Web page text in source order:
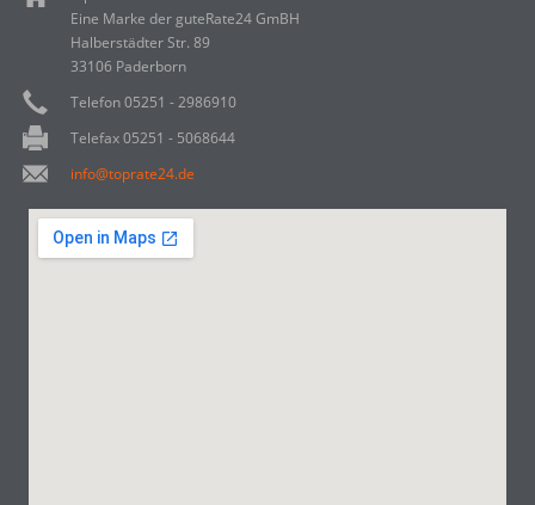
Eine Marke der guteRate24 GmBH
Halberstädter Str. 89
33106 Paderborn
Telefon 05251 - 2986910
Telefax 05251 - 5068644
info@toprate24.de